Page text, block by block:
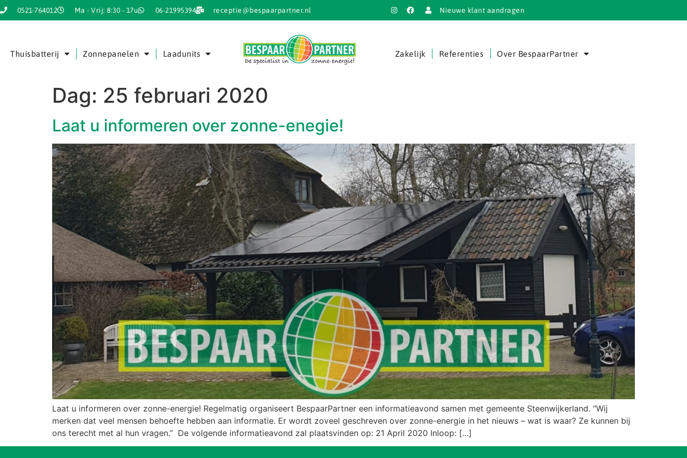
0521-764012 Ma - Vrij: 8:30 - 17u 06-21995394 receptie@bespaarpartner.nl Nieuwe klant aandragen
Thuisbatterij Zonnepanelen Laadunits Zakelijk Referenties Over BespaarPartner
Dag: 25 februari 2020
Laat u informeren over zonne-enegie!
Laat u informeren over zonne-energie! Regelmatig organiseert BespaarPartner een informatieavond samen met gemeente Steenwijkerland. “Wij
merken dat veel mensen behoefte hebben aan informatie. Er wordt zoveel geschreven over zonne-energie in het nieuws – wat is waar? Ze kunnen bij
ons terecht met al hun vragen.” De volgende informatieavond zal plaatsvinden op: 21 April 2020 Inloop: […]